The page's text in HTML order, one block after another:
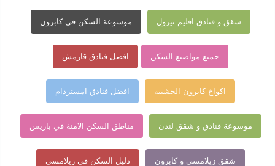
شقق و فنادق اقليم تيرول موسوعة السكن في كابرون
جميع مواضيع السكن افضل فنادق قارمش
اكواخ كابرون الخشبية افضل فنادق امستردام
موسوعة فنادق و شقق لندن مناطق السكن الامنة في باريس
شقق زيلامسي و كابرون دليل السكن في زيلامسي